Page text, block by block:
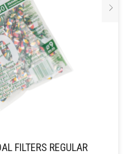
FILTERS REGULAR